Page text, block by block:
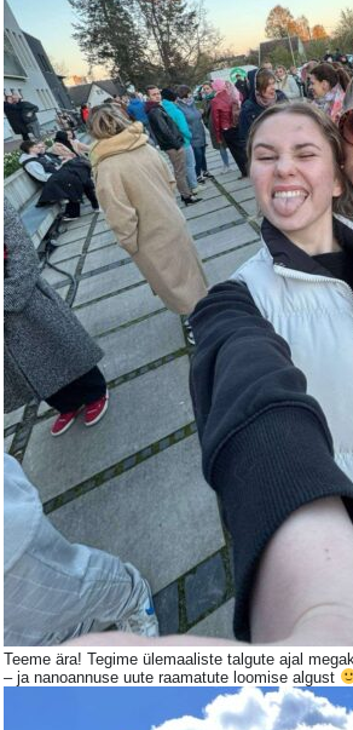
Teeme ära! Tegime ülemaaliste talgute ajal
– ja nanoannuse uute raamatute loomise algust